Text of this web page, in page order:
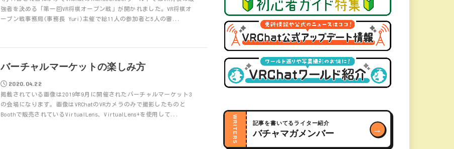
強者を決める「第一回VR将棋オープン戦」が開かれました。VR将棋オ
ープン戦事務局(事務長 Yuri)主催で総11人の参加者と5人の審...
バーチャルマーケットの楽しみ方
2020.04.22
掲載されている画像は2019年9月に開催されたバーチャルマーケット3
の会場になります。画像はVRChatのVRカメラのみで撮影したものと
Boothで販売されているVirtualLens、VirtualLens+を使用して...
WRITERS 記事を書いてるライター紹介
バチャマガメンバー →